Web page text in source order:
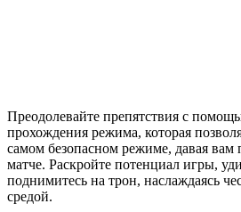
Преодолевайте препятствия с
прохождения режима, которая
самом безопасном режиме, давая
матче. Раскройте потенциал игры,
поднимитесь на трон, наслаждаясь
средой.